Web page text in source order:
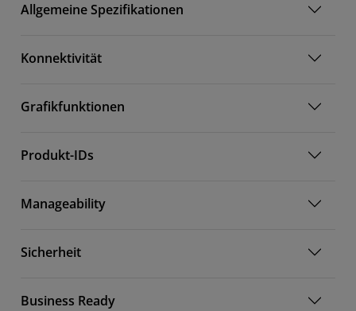
Allgemeine Spezifikationen
Konnektivität
Grafikfunktionen
Produkt-IDs
Manageability
Sicherheit
Business Ready